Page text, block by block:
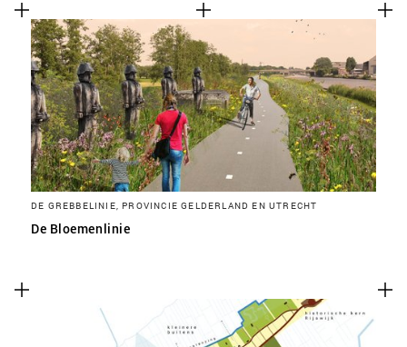
DE GREBBELINIE, PROVINCIE GELDERLAND EN UTRECHT
De Bloemenlinie